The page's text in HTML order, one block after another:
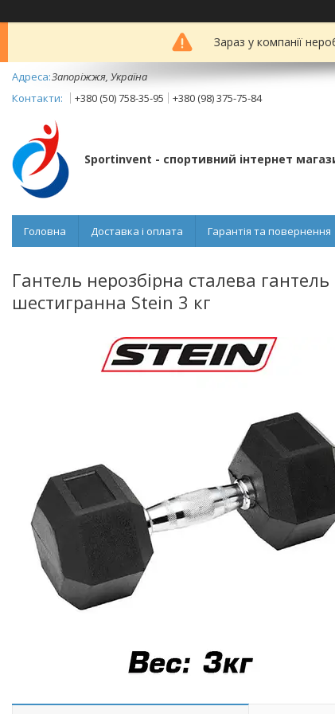
Зараз у компанії
Запоріжжя, Україна
+380 (50) 758-35-95
+380 (98) 375-75-84
Sportinvent - спортивний інтернет
Головна Доставка і оплата Гарантія та повернення
Гантель нерозбірна сталева
шестигранна Stein 3 кг